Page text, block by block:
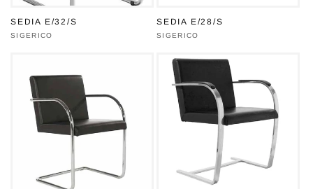
SEDIA E/32/S
Produttore:
SIGERICO
SEDIA E/28/S
Produttore:
SIGERICO